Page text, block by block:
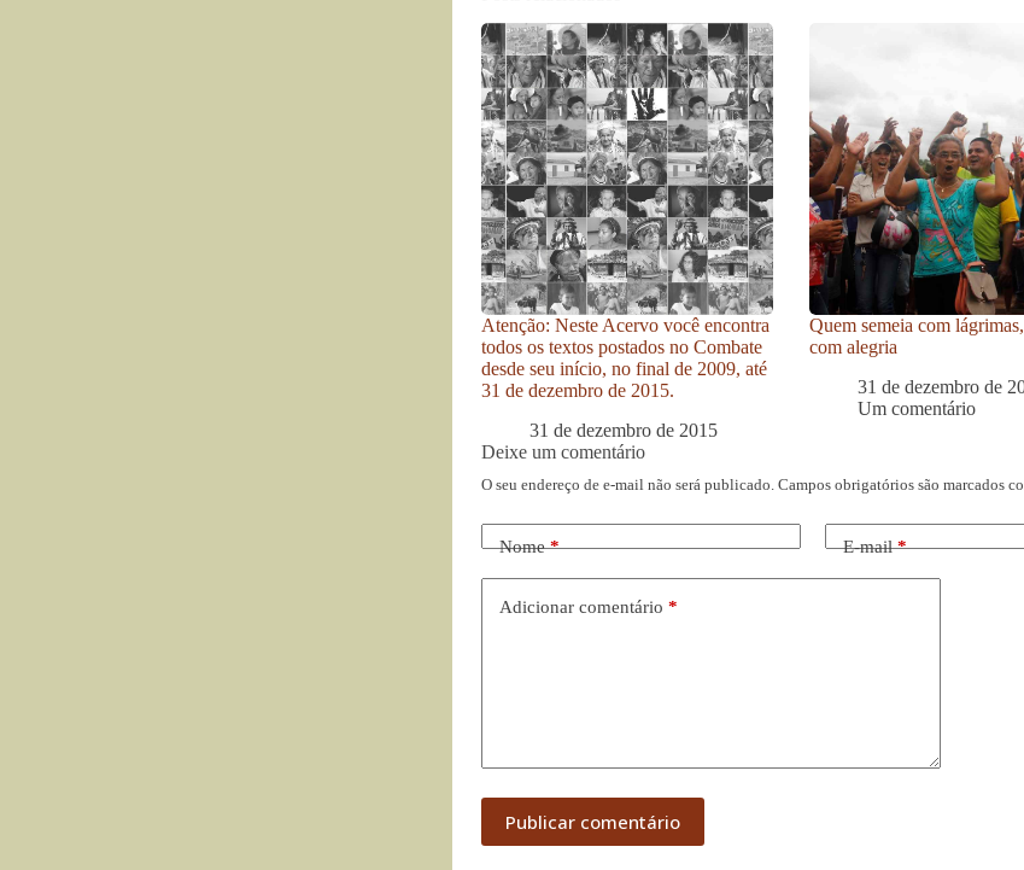
Atenção: Neste Acervo você encontra
todos os textos postados no Combate
desde seu início, no final de 2009, até
31 de dezembro de 2015.
31 de dezembro de 2015
Quem semeia com
com alegria
31 de dezembro de
Um comentário
Deixe um comentário
O seu endereço de e-mail não será publicado. Campos obrigatórios são marcados
Nome* E-mail*
Adicionar comentário *
Publicar comentário